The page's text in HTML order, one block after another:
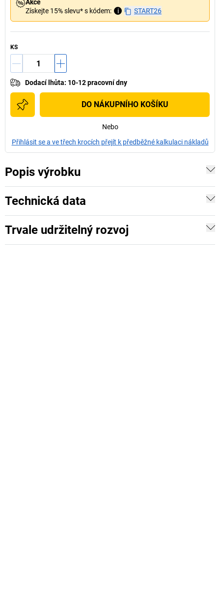
Akce
Získejte 15% slevu* s kódem:
i START26
KS
Dodací lhůta: 10-12 pracovní dny
DO NÁKUPNÍHO KOŠÍKU
Nebo
Přihlásit se a ve třech krocích přejít k předběžné kalkulaci nákladů
Popis výrobku
Technická data
Trvale udržitelný rozvoj